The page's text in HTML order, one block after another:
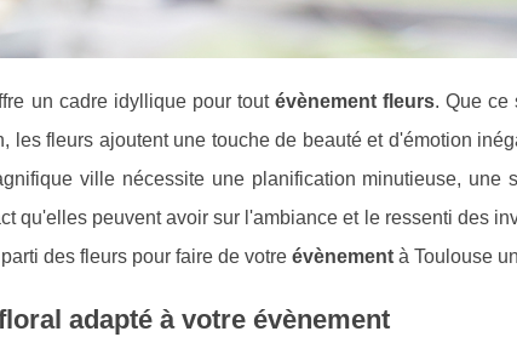
un cadre idyllique pour toutévènement fleurs. Que ce
les fleurs ajoutent une touche de beauté et d'émotion
ville nécessite une planification minutieuse, une
qu'elles peuvent avoir sur l'ambiance et le ressenti des
des fleurs pour faire de votre évènement à Toulouse
adapté à votre évènement